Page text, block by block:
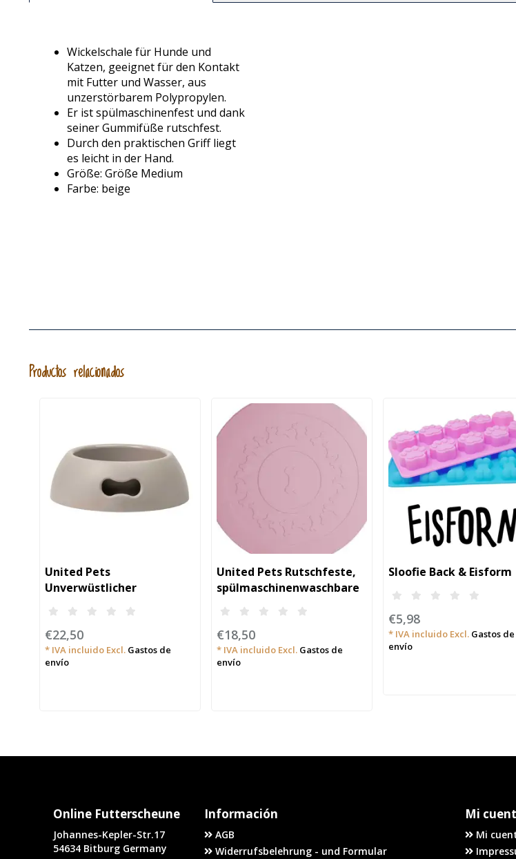
Wickelschale für Hunde und
Katzen, geeignet für den Kontakt
mit Futter und Wasser, aus
unzerstörbarem Polypropylen.
Er ist spülmaschinenfest und dank
seiner Gummifüße rutschfest.
Durch den praktischen Griff liegt
es leicht in der Hand.
Größe: Größe Medium
Farbe: beige
Productos relacionados
United Pets
Unverwüstlicher
umweltfreundlicher Napf
für Hunde
€22,50
* IVA incluido Excl. Gastos de
envío
United Pets Rutschfeste,
spülmaschinenwaschbare
Unterwannenunterlage
€18,50
* IVA incluido Excl. Gastos de
envío
Sloofie Back & Eisform
€5,98
* IVA incluido Excl. Gastos de
envío
Online Futterscheune
Johannes-Kepler-Str.17
54634 Bitburg Germany
Información
AGB
Widerrufsbelehrung - und Formular
Mi
Mi